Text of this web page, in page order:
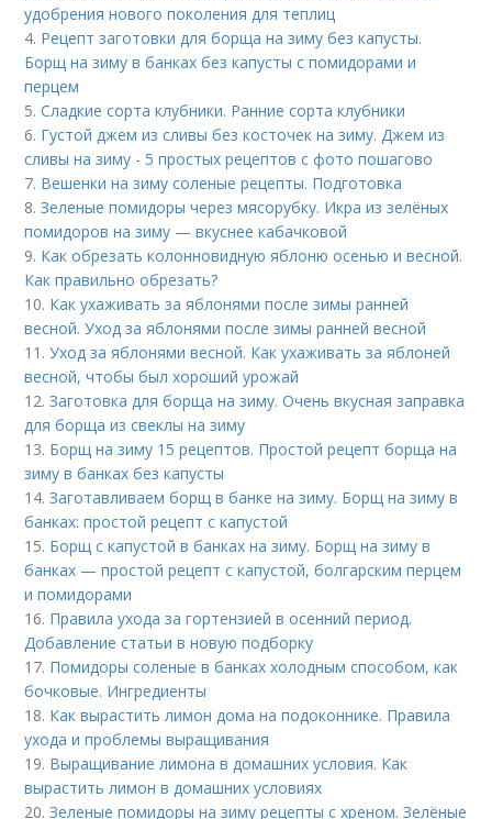
удобрения нового поколения для теплиц
4. Рецепт заготовки для борща на зиму без капусты.
Борщ на зиму в банках без капусты с помидорами и
перцем
5.Сладкие сорта клубники. Ранние сорта клубники
6. Густой джем из сливы без косточек на зиму. Джем из
сливы на зиму - 5 простых рецептов с фото пошагово
7. Вешенки на зиму соленые рецепты. Подготовка
8.Зеленые помидоры через мясорубку. Икра из зелёных
помидоров на зиму — вкуснее кабачковой
9. Как обрезать колонновидную яблоню осенью и весной.
Как правильно обрезать?
10. Как ухаживать за яблонями после зимы ранней
весной. Уход за яблонями после зимы ранней весной
11.Уход за яблонями весной. Как ухаживать за яблоней
весной, чтобы был хороший урожай
12.Заготовка для борща на зиму. Очень вкусная заправка
для борща из свеклы на зиму
13. Борщ на зиму 15 рецептов. Простой рецепт борща на
зиму в банках без капусты
14.Заготавливаем борщ в банке на зиму. Борщ на зиму в
банках: простой рецепт с капустой
15. Борщ с капустой в банках на зиму. Борщ на зиму в
банках — простой рецепт с капустой, болгарским перцем
и помидорами
16. Правила ухода за гортензией в осенний период.
Добавление статьи в новую подборку
17. Помидоры соленые в банках холодным способом, как
бочковые. Ингредиенты
18. Как вырастить лимон дома на подоконнике. Правила
ухода и проблемы выращивания
19. Выращивание лимона в домашних условия. Как
вырастить лимон в домашних условиях
20.Зеленые помидоры на зиму рецепты с хреном. Зелёные